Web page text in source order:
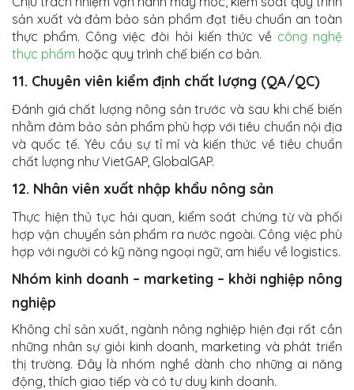
sản xuất và đảm bảo sản phẩm đạt tiêu chuẩn an toàn
thực phẩm. Công việc đòi hỏi kiến thức về công nghệ
thực phẩm hoặc quy trình chế biến cơ bản.
11. Chuyên viên kiểm định chất lượng (QA/QC)
Đánh giá chất lượng nông sản trước và sau khi chế biến
nhằm đảm bảo sản phẩm phù hợp với tiêu chuẩn nội địa
và quốc tế. Yêu cầu sự tỉ mỉ và kiến thức về tiêu chuẩn
chất lượng như VietGAP, GlobalGAP.
12. Nhân viên xuất nhập khẩu nông sản
Thực hiện thủ tục hải quan, kiểm soát chứng từ và phối
hợp vận chuyển sản phẩm ra nước ngoài. Công việc phù
hợp với người có kỹ năng ngoại ngữ, am hiểu về logistics.
Nhóm kinh doanh – marketing – khởi nghiệp nông
nghiệp
Không chỉ sản xuất, ngành nông nghiệp hiện đại rất cần
những nhân sự giỏi kinh doanh, marketing và phát triển
thị trường. Đây là nhóm nghề dành cho những ai năng
động, thích giao tiếp và có tư duy kinh doanh.